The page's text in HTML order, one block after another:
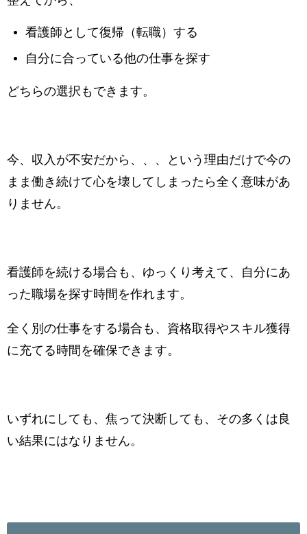
看護師として復帰（転職）する
自分に合っている他の仕事を探す
どちらの選択もできます。
今、収入が不安だから、、、という理由だけで今の
まま働き続けて心を壊してしまったら全く意味があ
りません。
看護師を続ける場合も、ゆっくり考えて、自分にあ
った職場を探す時間を作れます。
全く別の仕事をする場合も、資格取得やスキル獲得
に充てる時間を確保できます。
いずれにしても、焦って決断しても、その多くは良
い結果にはなりません。